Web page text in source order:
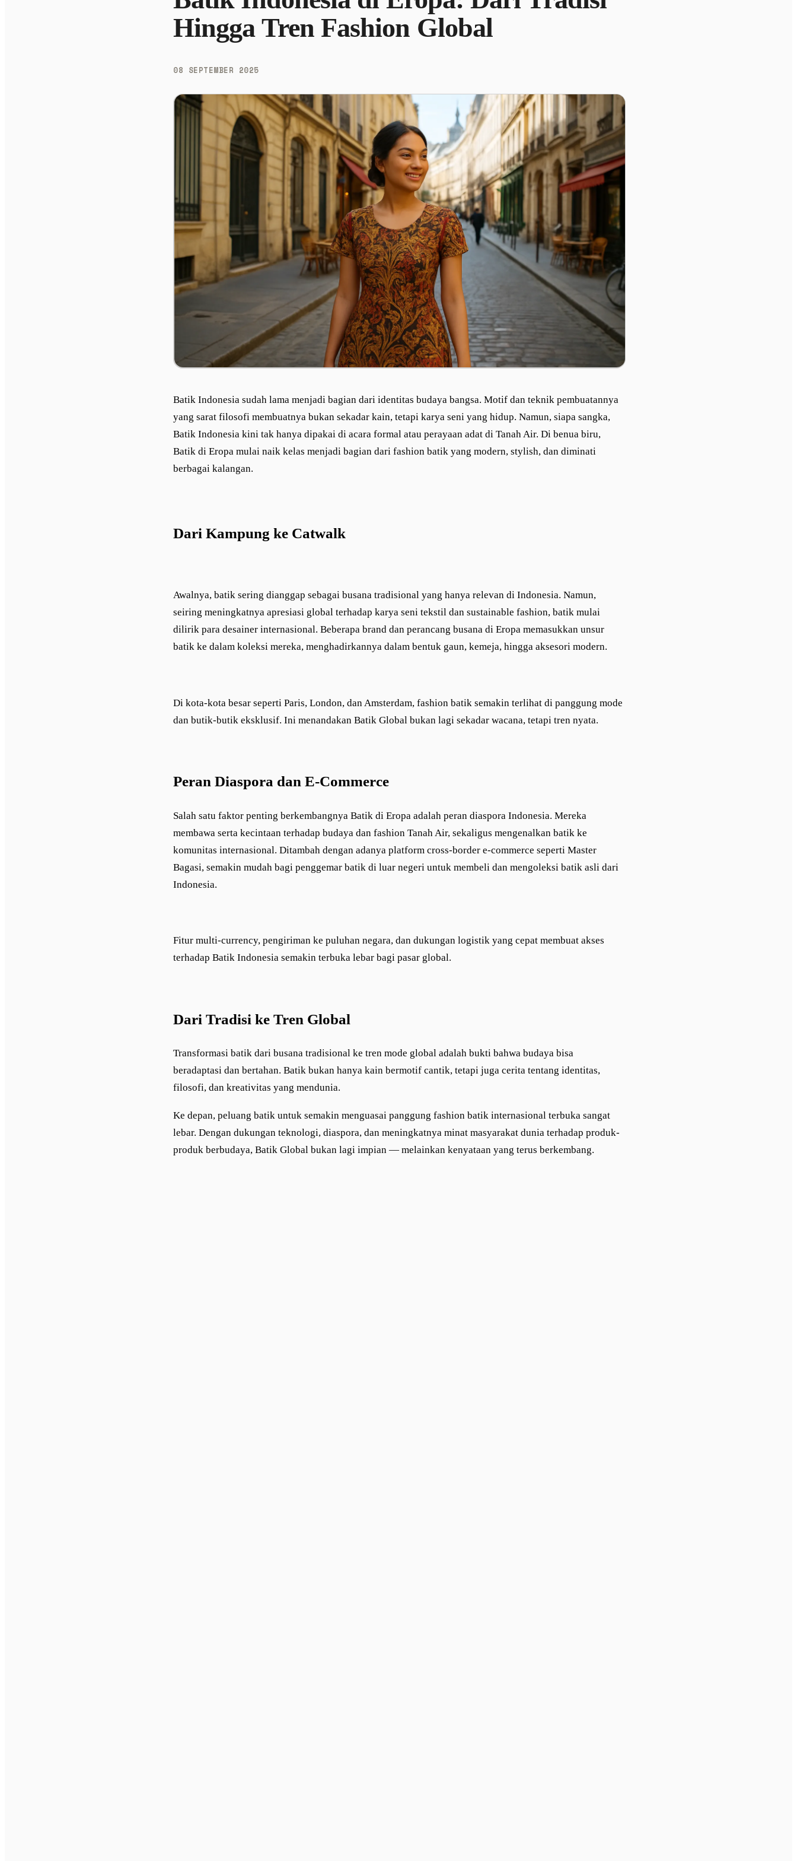
Hingga Tren Fashion Global
08 SEPTEMBER 2025
Batik Indonesia sudah lama menjadi bagian dari identitas budaya bangsa. Motif dan teknik pembuatannya
yang sarat filosofi membuatnya bukan sekadar kain, tetapi karya seni yang hidup. Namun, siapa sangka,
Batik Indonesia kini tak hanya dipakai di acara formal atau perayaan adat di Tanah Air. Di benua biru,
Batik di Eropa mulai naik kelas menjadi bagian dari fashion batik yang modern, stylish, dan diminati
berbagai kalangan.
Dari Kampung ke Catwalk
Awalnya, batik sering dianggap sebagai busana tradisional yang hanya relevan di Indonesia. Namun,
seiring meningkatnya apresiasi global terhadap karya seni tekstil dan sustainable fashion, batik mulai
dilirik para desainer internasional. Beberapa brand dan perancang busana di Eropa memasukkan unsur
batik ke dalam koleksi mereka, menghadirkannya dalam bentuk gaun, kemeja, hingga aksesori modern.
Di kota-kota besar seperti Paris, London, dan Amsterdam, fashion batik semakin terlihat di panggung mode
dan butik-butik eksklusif. Ini menandakan Batik Global bukan lagi sekadar wacana, tetapi tren nyata.
Peran Diaspora dan E-Commerce
Salah satu faktor penting berkembangnya Batik di Eropa adalah peran diaspora Indonesia. Mereka
membawa serta kecintaan terhadap budaya dan fashion Tanah Air, sekaligus mengenalkan batik ke
komunitas internasional. Ditambah dengan adanya platform cross-border e-commerce seperti Master
Bagasi, semakin mudah bagi penggemar batik di luar negeri untuk membeli dan mengoleksi batik asli dari
Indonesia.
Fitur multi-currency, pengiriman ke puluhan negara, dan dukungan logistik yang cepat membuat akses
terhadap Batik Indonesia semakin terbuka lebar bagi pasar global.
Dari Tradisi ke Tren Global
Transformasi batik dari busana tradisional ke tren mode global adalah bukti bahwa budaya bisa
beradaptasi dan bertahan. Batik bukan hanya kain bermotif cantik, tetapi juga cerita tentang identitas,
filosofi, dan kreativitas yang mendunia.
Ke depan, peluang batik untuk semakin menguasai panggung fashion batik internasional terbuka sangat
lebar. Dengan dukungan teknologi, diaspora, dan meningkatnya minat masyarakat dunia terhadap produk-
produk berbudaya, Batik Global bukan lagi impian — melainkan kenyataan yang terus berkembang.